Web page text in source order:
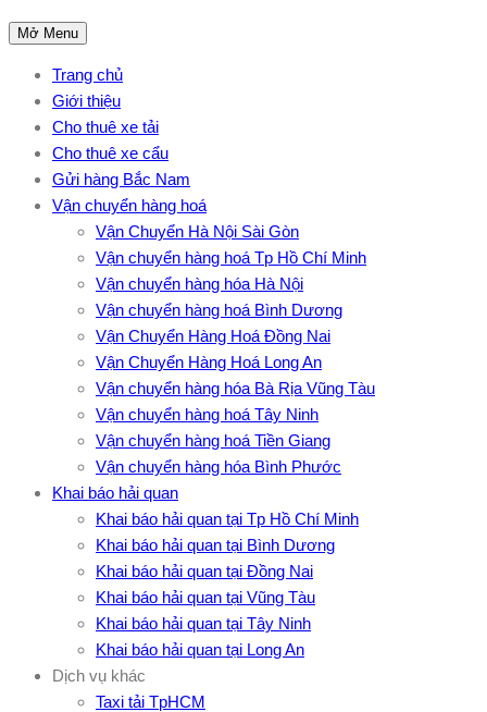
Mở Menu
Trang chủ
Giới thiệu
Cho thuê xe tải
Cho thuê xe cẩu
Gửi hàng Bắc Nam
Vận chuyển hàng hoá
Vận Chuyển Hà Nội Sài Gòn
Vận chuyển hàng hoá Tp Hồ Chí Minh
Vận chuyển hàng hóa Hà Nội
Vận chuyển hàng hoá Bình Dương
Vận Chuyển Hàng Hoá Đồng Nai
Vận Chuyển Hàng Hoá Long An
Vận chuyển hàng hóa Bà Rịa Vũng Tàu
Vận chuyển hàng hoá Tây Ninh
Vận chuyển hàng hoá Tiền Giang
Vận chuyển hàng hóa Bình Phước
Khai báo hải quan
Khai báo hải quan tại Tp Hồ Chí Minh
Khai báo hải quan tại Bình Dương
Khai báo hải quan tại Đồng Nai
Khai báo hải quan tại Vũng Tàu
Khai báo hải quan tại Tây Ninh
Khai báo hải quan tại Long An
Dịch vụ khác
Taxi tải TpHCM